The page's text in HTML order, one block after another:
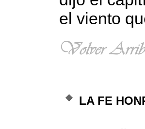
el viento
LA FE